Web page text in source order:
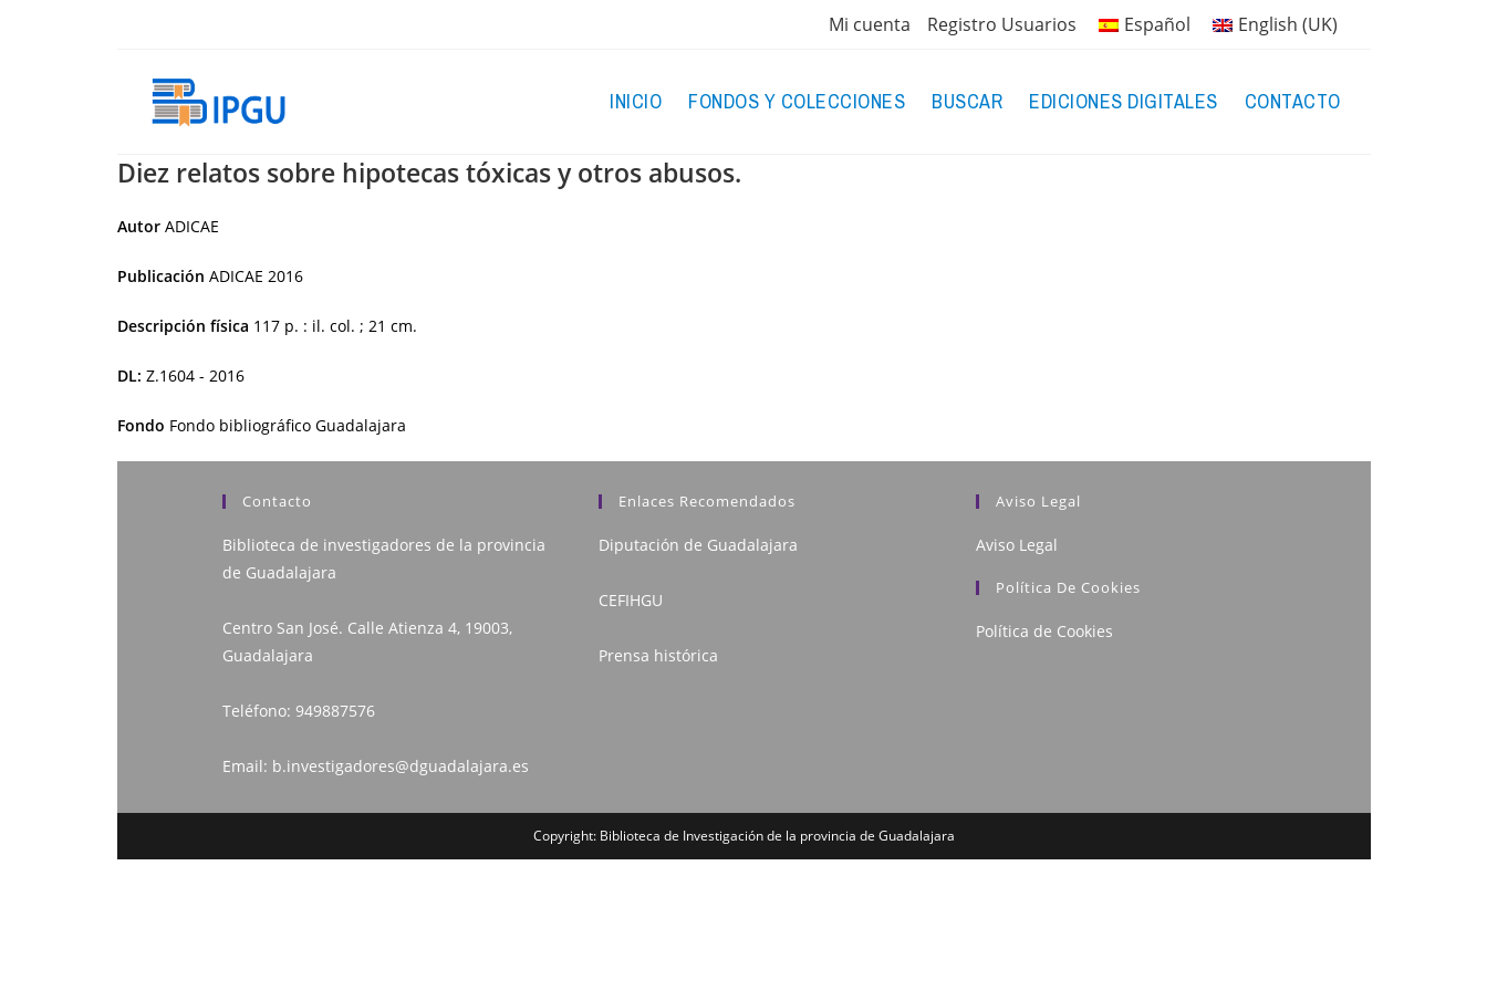
Mi cuenta Registro Usuarios Español English (UK)
INICIO FONDOS Y COLECCIONES BUSCAR EDICIONES DIGITALES CONTACTO
Diez relatos sobre hipotecas tóxicas y otros abusos.
Autor ADICAE
Publicación ADICAE 2016
Descripción física 117 p. : il. col. ; 21 cm.
DL: Z.1604 - 2016
Fondo Fondo bibliográfico Guadalajara
Contacto
Biblioteca de investigadores de la provincia
de Guadalajara
Centro San José. Calle Atienza 4, 19003,
Guadalajara
Teléfono: 949887576
Email: b.investigadores@dguadalajara.es
Enlaces Recomendados
Diputación de Guadalajara
CEFIHGU
Prensa histórica
Aviso Legal
Aviso Legal
Política De Cookies
Política de Cookies
Copyright: Biblioteca de Investigación de la provincia de Guadalajara